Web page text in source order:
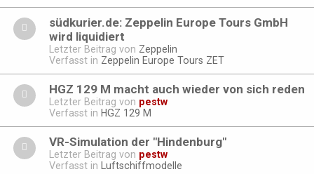
südkurier.de: Zeppelin Europe Tours GmbH
wird liquidiert
Letzter Beitrag von Zeppelin
Verfasst in Zeppelin Europe Tours ZET
HGZ 129 M macht auch wieder von sich reden
Letzter Beitrag von pestw
Verfasst in HGZ 129 M
VR-Simulation der "Hindenburg"
Letzter Beitrag von pestw
Verfasst in
Luftschiffmodelle